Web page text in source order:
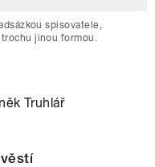
spisovatele,
jinou formou.
Truhlář